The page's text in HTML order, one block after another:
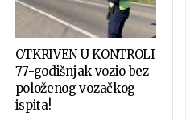
OTKRIVEN U KONTROLI
77-godišnjak vozio bez
položenog vozačkog
ispita!